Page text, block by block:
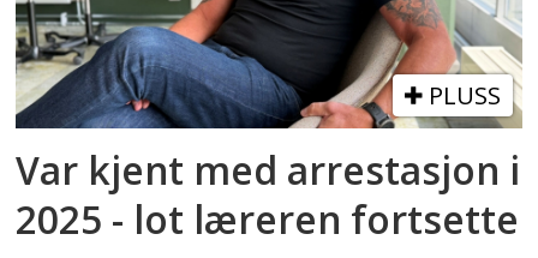
PLUSS
Var kjent med arrestasjon i
2025 - lot læreren fortsette